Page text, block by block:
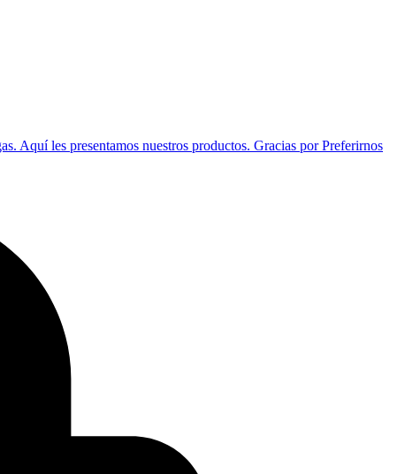
Aquí les presentamos nuestros productos. Gracias por Preferirnos